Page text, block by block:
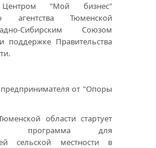
Центром "Мой бизнес"
агентства Тюменской
Сибирским Союзом
поддержке Правительства
от "Опоры
области стартует
программа для
сельской местности в